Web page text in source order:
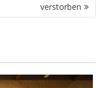
verstorben